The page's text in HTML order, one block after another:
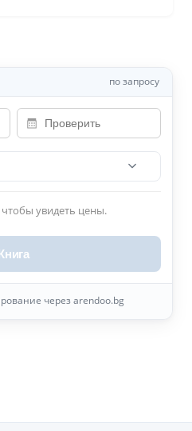
по запросу
увидеть цены.
через arendoo.bg